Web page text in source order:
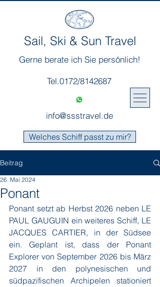
Sail, Ski & Sun Travel
Gerne berate ich Sie persönlich!
Tel.0172/8142687
info@ssstravel.de
Welches Schiff passt zu mir?
Beitrag
Ponant
26. Mai 2024
Ponant setzt ab Herbst 2026 neben LE
PAUL GAUGUIN ein weiteres Schiff, LE
JACQUES CARTIER, in der Südsee
ein. Geplant ist, dass der Ponant
Explorer von September 2026 bis März
2027 in den polynesischen und
südpazifischen Archipelen stationiert